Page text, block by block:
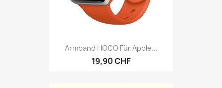
Armband HOCO Für Apple...
19,90 CHF